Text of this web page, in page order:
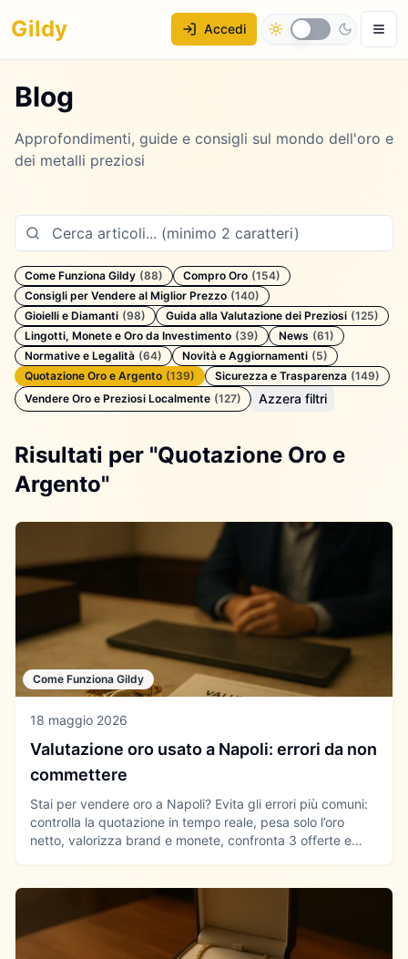
Gildy Accedi
Blog
Approfondimenti, guide e consigli sul mondo dell'oro e
dei metalli preziosi
Come Funziona Gildy (88) Compro Oro (154)
Consigli per Vendere al Miglior Prezzo (140)
Gioielli e Diamanti (98) Guida alla Valutazione dei Preziosi (125)
Lingotti, Monete e Oro da Investimento (39) News (61)
Normative e Legalità (64) Novità e Aggiornamenti (5)
Quotazione Oro e Argento (139) Sicurezza e Trasparenza (149)
Vendere Oro e Preziosi Localmente (127) Azzera filtri
Risultati per "Quotazione Oro e
Argento"
Come Funziona Gildy
18 maggio 2026
Valutazione oro usato a Napoli: errori da non
commettere
Stai per vendere oro a Napoli? Evita gli errori più comuni:
controlla la quotazione in tempo reale, pesa solo l’oro
netto, valorizza brand e monete, confronta 3 offerte e